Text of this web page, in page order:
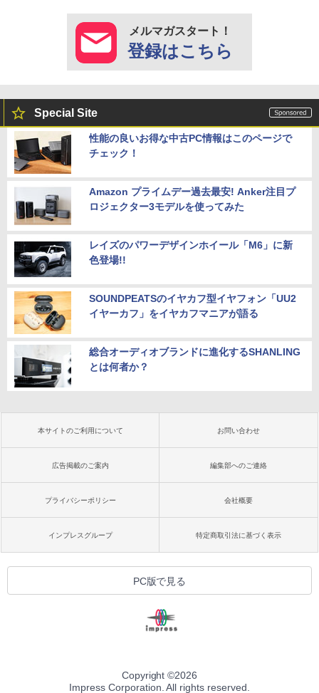
メルマガスタート！
登録はこちら
Special Site
性能の良いお得な中古PC情報はこのページで
チェック！
Amazon プライムデー過去最安! Anker注目プ
ロジェクター3モデルを使ってみた
レイズのパワーデザインホイール「M6」に新
色登場!!
SOUNDPEATSのイヤカフ型イヤフォン「UU2
イヤーカフ」をイヤカフマニアが語る
総合オーディオブランドに進化するSHANLING
とは何者か？
本サイトのご利用について お問い合わせ
広告掲載のご案内 編集部へのご連絡
プライバシーポリシー 会社概要
インプレスグループ 特定商取引法に基づく表示
PC版で見る
Copyright ©2026
Impress Corporation. All rights reserved.